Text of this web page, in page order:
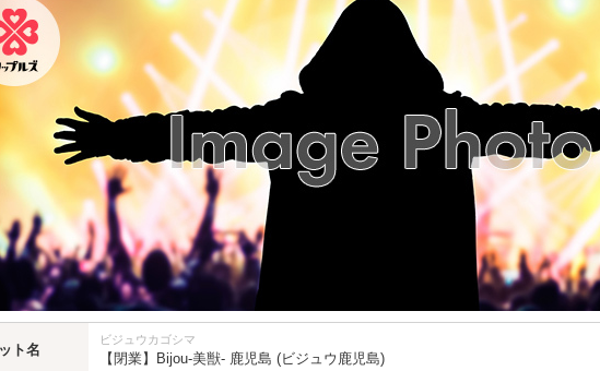
ト名
ビジュウカゴシマ
【閉業】Bijou-美獣- 鹿児島 (ビジュウ鹿児島)